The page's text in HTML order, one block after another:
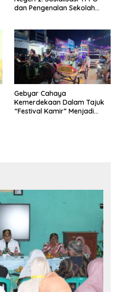
dan Pengenalan Sekolah
Gebyar Cahaya
Kemerdekaan Dalam Tajuk
“Festival Kamir” Menjadi